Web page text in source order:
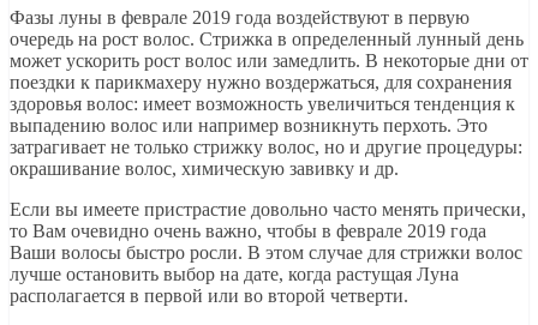
Фазы луны в феврале 2019 года воздействуют в первую
очередь на рост волос. Стрижка в определенный лунный день
может ускорить рост волос или замедлить. В некоторые дни от
поездки к парикмахеру нужно воздержаться, для сохранения
здоровья волос: имеет возможность увеличиться тенденция к
выпадению волос или например возникнуть перхоть. Это
затрагивает не только стрижку волос, но и другие процедуры:
окрашивание волос, химическую завивку и др.
Если вы имеете пристрастие довольно часто менять прически,
то Вам очевидно очень важно, чтобы в феврале 2019 года
Ваши волосы быстро росли. В этом случае для стрижки волос
лучше остановить выбор на дате, когда растущая Луна
располагается в первой или во второй четверти.